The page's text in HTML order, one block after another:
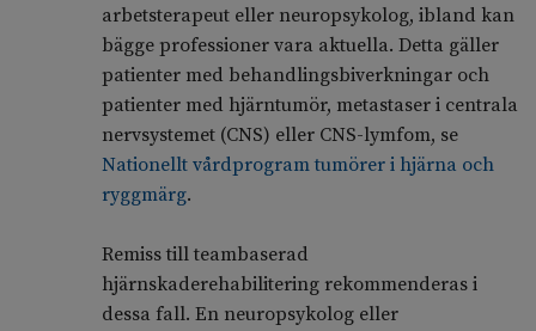
arbetsterapeut eller neuropsykolog, ibland kan
bägge professioner vara aktuella. Detta gäller
patienter med behandlingsbiverkningar och
patienter med hjärntumör, metastaser i centrala
nervsystemet (CNS) eller CNS-lymfom, se
Nationellt vårdprogram tumörer i hjärna och
ryggmärg.
Remiss till teambaserad
hjärnskaderehabilitering rekommenderas i
dessa fall. En neuropsykolog eller